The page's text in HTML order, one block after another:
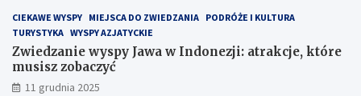
s
k
i
m
?
CIEKAWE WYSPY MIEJSCA DO ZWIEDZANIA PODRÓŻE I KULTURA
TURYSTYKA WYSPY AZJATYCKIE
Zwiedzanie wyspy Jawa w Indonezji: atrakcje, które
musisz zobaczyć
11 grudnia 2025